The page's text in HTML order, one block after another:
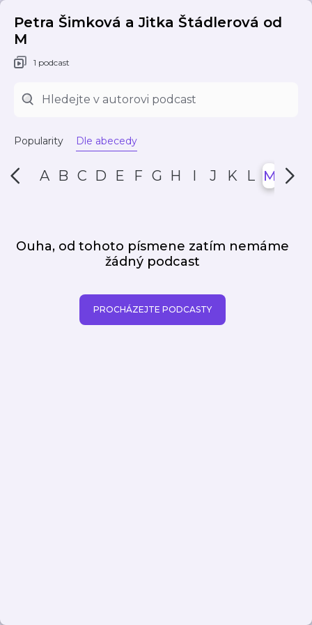
Petra Šimková a Jitka Štádlerová od
M
1 podcast
Popularity Dle abecedy
A B C D E F G H I J K L M N
Ouha, od tohoto písmene zatím nemáme
žádný podcast
PROCHÁZEJTE PODCASTY